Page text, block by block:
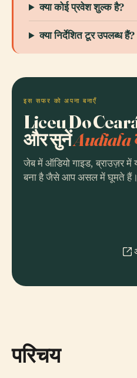
क्या कोई प्रवेश शुल्क है?
क्या निर्देशित टूर उपलब्ध हैं?
इस सफर को अपना बनाएँ
Liceu Do Ceará
और सुनेंAudiala
जेब में ऑडियो गाइड, ब्राउज़र में
बना है जैसे आप असल में घूमते हैं।
परिचय